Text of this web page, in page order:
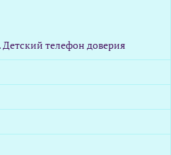
телефон доверия